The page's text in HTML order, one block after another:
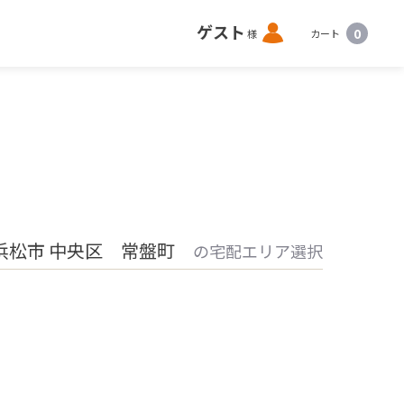
ゲスト 様 ロ
グ
カート 0
市 中央区 常盤町 の宅配エリア選択